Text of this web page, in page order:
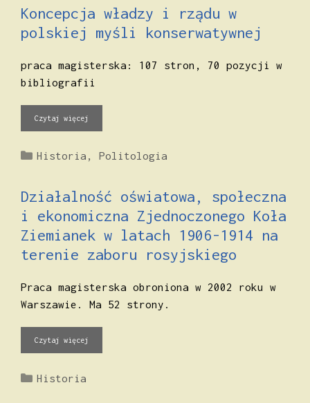
Koncepcja władzy i rządu w
polskiej myśli konserwatywnej
praca magisterska: 107 stron, 70 pozycji w
bibliografii
Czytaj więcej
Kategorie
Historia ,Politologia
Działalność oświatowa, społeczna
i ekonomiczna Zjednoczonego Koła
Ziemianek w latach 1906-1914 na
terenie zaboru rosyjskiego
Praca magisterska obroniona w 2002 roku w
Warszawie. Ma 52 strony.
Czytaj więcej
Kategorie
Historia